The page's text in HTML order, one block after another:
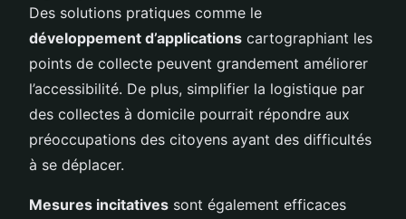
Des solutions pratiques comme le
développement d’applications cartographiant les
points de collecte peuvent grandement améliorer
l’accessibilité. De plus, simplifier la logistique par
des collectes à domicile pourrait répondre aux
préoccupations des citoyens ayant des difficultés
à se déplacer.
Mesures incitatives sont également efficaces